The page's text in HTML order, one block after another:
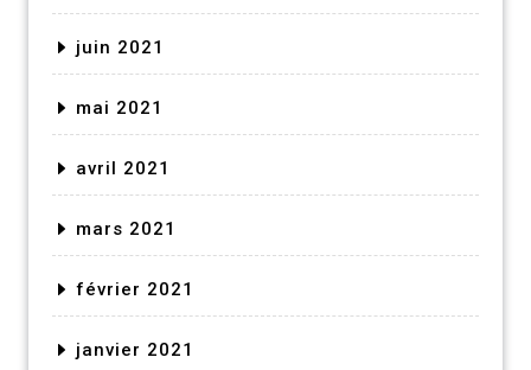
juin 2021
mai 2021
avril 2021
mars 2021
février 2021
janvier 2021